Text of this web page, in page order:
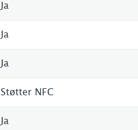
Ja
Ja
Ja
Støtter NFC
Ja